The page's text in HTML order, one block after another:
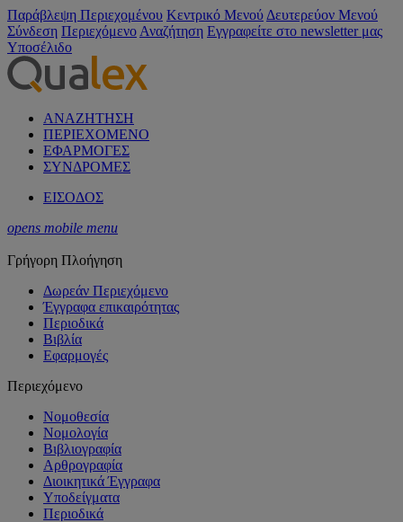
Παράβλεψη Περιεχομένου Κεντρικό Μενού Δευτερεύον Μενού
Σύνδεση Περιεχόμενο Αναζήτηση Εγγραφείτε στο newsletter μας
Υποσέλιδο
ΑΝΑΖΗΤΗΣΗ
ΠΕΡΙΕΧΟΜΕΝΟ
ΕΦΑΡΜΟΓΕΣ
ΣΥΝΔΡΟΜΕΣ
ΕΙΣΟΔΟΣ
opens mobile menu
Γρήγορη Πλοήγηση
Δωρεάν Περιεχόμενο
Έγγραφα επικαιρότητας
Περιοδικά
Βιβλία
Εφαρμογές
Περιεχόμενο
Νομοθεσία
Νομολογία
Βιβλιογραφία
Αρθρογραφία
Διοικητικά Έγγραφα
Υποδείγματα
Περιοδικά